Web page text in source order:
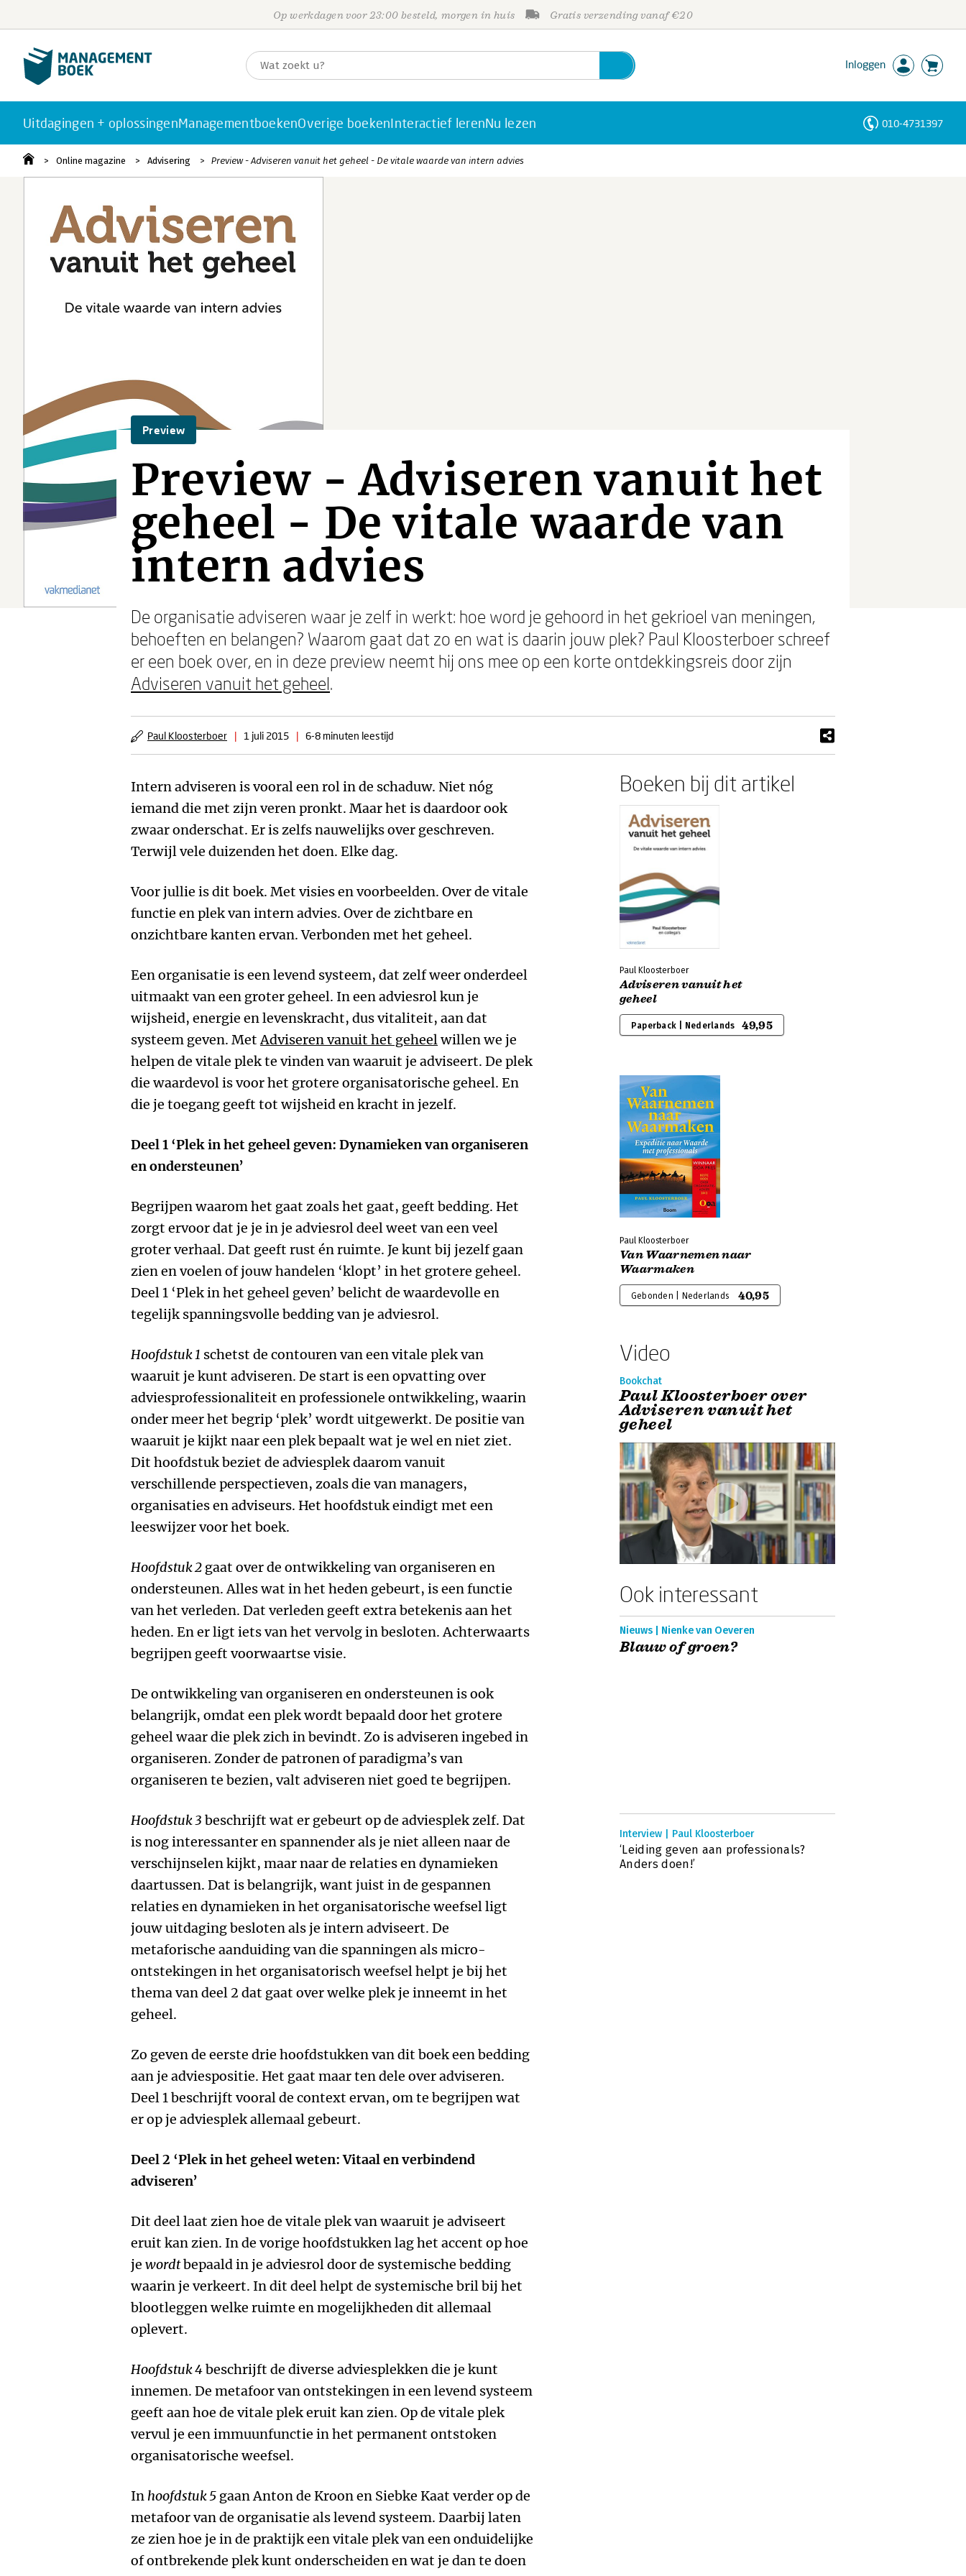
Op werkdagen voor 23:00 besteld, morgen in huis Gratis verzending vanaf €20
Inloggen
Uitdagingen + oplossingenManagementboekenOverige boekenInteractief lerenNu lezen 010-4731397
Online magazine Advisering Preview - Adviseren vanuit het geheel - De vitale waarde van intern advies
Preview
Preview - Adviseren vanuit het
geheel - De vitale waarde van
intern advies
De organisatie adviseren waar je zelf in werkt: hoe word je gehoord in het gekrioel van meningen,
behoeften en belangen? Waarom gaat dat zo en wat is daarin jouw plek? Paul Kloosterboer schreef
er een boek over, en in deze preview neemt hij ons mee op een korte ontdekkingsreis door zijn
Adviseren vanuit het geheel.
Paul Kloosterboer | 1 juli 2015 | 6-8 minuten leestijd
Intern adviseren is vooral een rol in de schaduw. Niet nóg
iemand die met zijn veren pronkt. Maar het is daardoor ook
zwaar onderschat. Er is zelfs nauwelijks over geschreven.
Terwijl vele duizenden het doen. Elke dag.
Voor jullie is dit boek. Met visies en voorbeelden. Over de vitale
functie en plek van intern advies. Over de zichtbare en
onzichtbare kanten ervan. Verbonden met het geheel.
Een organisatie is een levend systeem, dat zelf weer onderdeel
uitmaakt van een groter geheel. In een adviesrol kun je
wijsheid, energie en levenskracht, dus vitaliteit, aan dat
systeem geven. MetAdviseren vanuit het geheelwillen we je
helpen de vitale plek te vinden van waaruit je adviseert. De plek
die waardevol is voor het grotere organisatorische geheel. En
die je toegang geeft tot wijsheid en kracht in jezelf.
Deel 1 ‘Plek in het geheel geven: Dynamieken van organiseren
en ondersteunen’
Begrijpen waarom het gaat zoals het gaat, geeft bedding. Het
zorgt ervoor dat je je in je adviesrol deel weet van een veel
groter verhaal. Dat geeft rust én ruimte. Je kunt bij jezelf gaan
zien en voelen of jouw handelen ‘klopt’ in het grotere geheel.
Deel 1 ‘Plek in het geheel geven’ belicht de waardevolle en
tegelijk spanningsvolle bedding van je adviesrol.
Hoofdstuk 1 schetst de contouren van een vitale plek van
waaruit je kunt adviseren. De start is een opvatting over
adviesprofessionaliteit en professionele ontwikkeling, waarin
onder meer het begrip ‘plek’ wordt uitgewerkt. De positie van
waaruit je kijkt naar een plek bepaalt wat je wel en niet ziet.
Dit hoofdstuk beziet de adviesplek daarom vanuit
verschillende perspectieven, zoals die van managers,
organisaties en adviseurs. Het hoofdstuk eindigt met een
leeswijzer voor het boek.
Hoofdstuk 2 gaat over de ontwikkeling van organiseren en
ondersteunen. Alles wat in het heden gebeurt, is een functie
van het verleden. Dat verleden geeft extra betekenis aan het
heden. En er ligt iets van het vervolg in besloten. Achterwaarts
begrijpen geeft voorwaartse visie.
De ontwikkeling van organiseren en ondersteunen is ook
belangrijk, omdat een plek wordt bepaald door het grotere
geheel waar die plek zich in bevindt. Zo is adviseren ingebed in
organiseren. Zonder de patronen of paradigma’s van
organiseren te bezien, valt adviseren niet goed te begrijpen.
Hoofdstuk 3 beschrijft wat er gebeurt op de adviesplek zelf. Dat
is nog interessanter en spannender als je niet alleen naar de
verschijnselen kijkt, maar naar de relaties en dynamieken
daartussen. Dat is belangrijk, want juist in de gespannen
relaties en dynamieken in het organisatorische weefsel ligt
jouw uitdaging besloten als je intern adviseert. De
metaforische aanduiding van die spanningen als micro-
ontstekingen in het organisatorisch weefsel helpt je bij het
thema van deel 2 dat gaat over welke plek je inneemt in het
geheel.
Zo geven de eerste drie hoofdstukken van dit boek een bedding
aan je adviespositie. Het gaat maar ten dele over adviseren.
Deel 1 beschrijft vooral de context ervan, om te begrijpen wat
er op je adviesplek allemaal gebeurt.
Deel 2 ‘Plek in het geheel weten: Vitaal en verbindend
adviseren’
Dit deel laat zien hoe de vitale plek van waaruit je adviseert
eruit kan zien. In de vorige hoofdstukken lag het accent op hoe
je wordtbepaald in je adviesrol door de systemische bedding
waarin je verkeert. In dit deel helpt de systemische bril bij het
blootleggen welke ruimte en mogelijkheden dit allemaal
oplevert.
Hoofdstuk 4beschrijft de diverse adviesplekken die je kunt
innemen. De metafoor van ontstekingen in een levend systeem
geeft aan hoe de vitale plek eruit kan zien. Op de vitale plek
vervul je een immuunfunctie in het permanent ontstoken
organisatorische weefsel.
In hoofdstuk 5 gaan Anton de Kroon en Siebke Kaat verder op de
metafoor van de organisatie als levend systeem. Daarbij laten
ze zien hoe je in de praktijk een vitale plek van een onduidelijke
of ontbrekende plek kunt onderscheiden en wat je dan te doen
Boeken bij dit artikel
Paul Kloosterboer
Adviseren vanuit het
geheel
Paperback | Nederlands 49,95
Paul Kloosterboer
Van Waarnemen naar
Waarmaken
Gebonden | Nederlands 40,95
Video
Bookchat
Paul Kloosterboer over
Adviseren vanuit het
geheel
Ook interessant
Nieuws | Nienke van Oeveren
Blauw of groen?
Interview | Paul Kloosterboer
‘Leiding geven aan professionals?
Anders doen!’
Personen